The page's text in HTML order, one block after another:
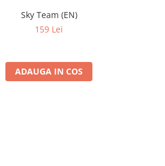
Sky Team (EN)
159 Lei
ADAUGA IN COS